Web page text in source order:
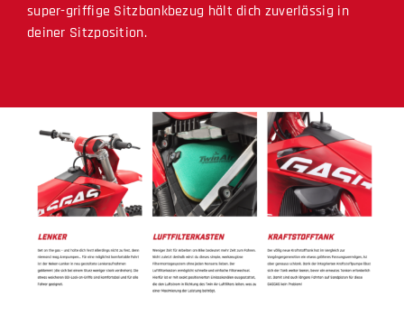
super-griffige Sitzbankbezug hält dich zuverlässig in
deiner Sitzposition.